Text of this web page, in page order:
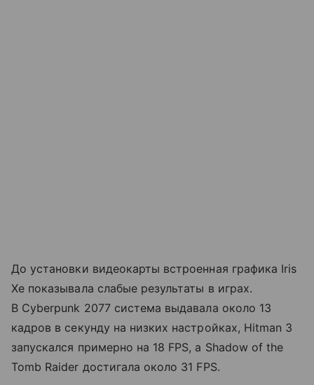
До установки видеокарты встроенная графика Iris
Xe показывала слабые результаты в играх.
В Cyberpunk 2077 система выдавала около 13
кадров в секунду на низких настройках, Hitman 3
запускался примерно на 18 FPS, а Shadow of the
Tomb Raider достигала около 31 FPS.